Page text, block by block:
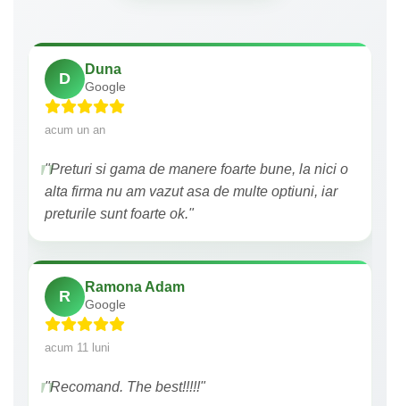
D
Duna
Google
acum un an
"Preturi si gama de manere foarte bune, la nici o
alta firma nu am vazut asa de multe optiuni, iar
preturile sunt foarte ok."
R
Ramona Adam
Google
acum 11 luni
"Recomand. The best!!!!!"